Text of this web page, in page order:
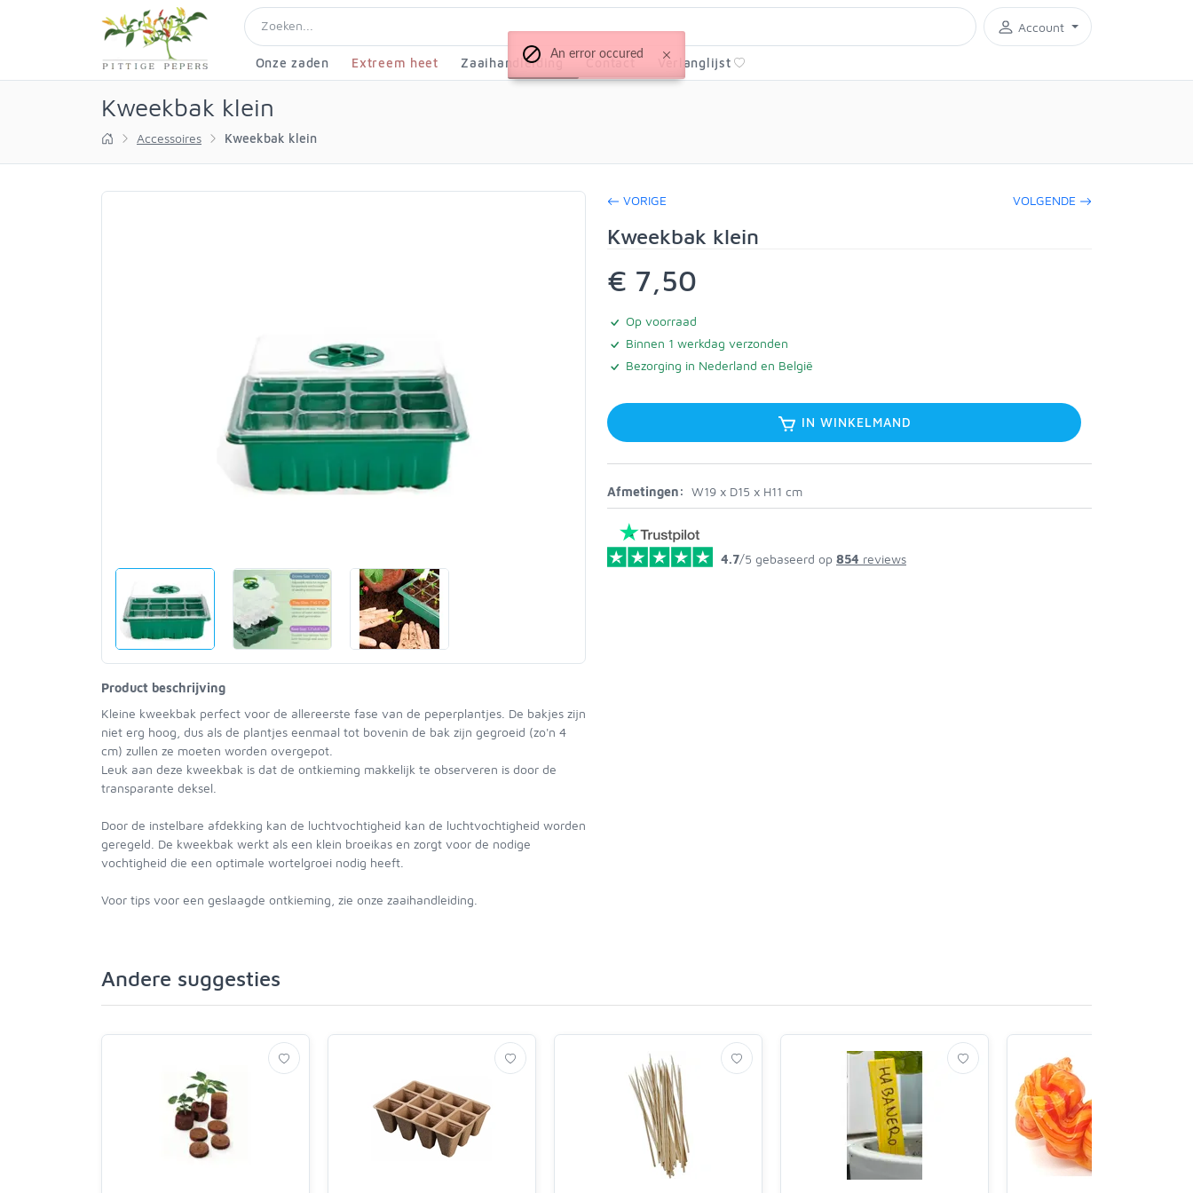
Account
Onze zaden Extreem heet Zaaihandleiding Contact Verlanglijst
Kweekbak klein
Accessoires Kweekbak klein
Product beschrijving
Kleine kweekbak perfect voor de allereerste fase van de peperplantjes. De bakjes zijn
niet erg hoog, dus als de plantjes eenmaal tot bovenin de bak zijn gegroeid (zo'n 4
cm) zullen ze moeten worden overgepot.
Leuk aan deze kweekbak is dat de ontkieming makkelijk te observeren is door de
transparante deksel.
Door de instelbare afdekking kan de luchtvochtigheid kan de luchtvochtigheid worden
geregeld. De kweekbak werkt als een klein broeikas en zorgt voor de nodige
vochtigheid die een optimale wortelgroei nodig heeft.
Voor tips voor een geslaagde ontkieming, zie onze zaaihandleiding.
VORIGE VOLGENDE
Kweekbak klein
€ 7,50
Op voorraad
Binnen 1 werkdag verzonden
Bezorging in Nederland en België
IN WINKELMAND
Afmetingen: W19 x D15 x H11 cm
4.7/5 gebaseerd op 854 reviews
Andere suggesties
An error occured